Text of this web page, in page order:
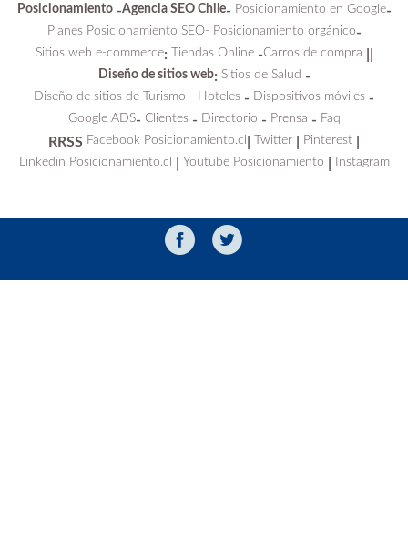
Posicionamiento-Agencia SEO Chile- Posicionamiento en Google-
Planes Posicionamiento SEO- Posicionamiento orgánico-
Sitios web e-commerce: Tiendas Online-Carros de compra
Diseño de sitios web: Sitios de Salud -
Diseño de sitios de Turismo - Hoteles - Dispositivos móviles -
Google ADS- Clientes- Directorio - Prensa - Faq
RRSS Facebook Posicionamiento.cl Twitter Pinterest
Linkedin Posicionamiento.cl Youtube Posicionamiento Instagram